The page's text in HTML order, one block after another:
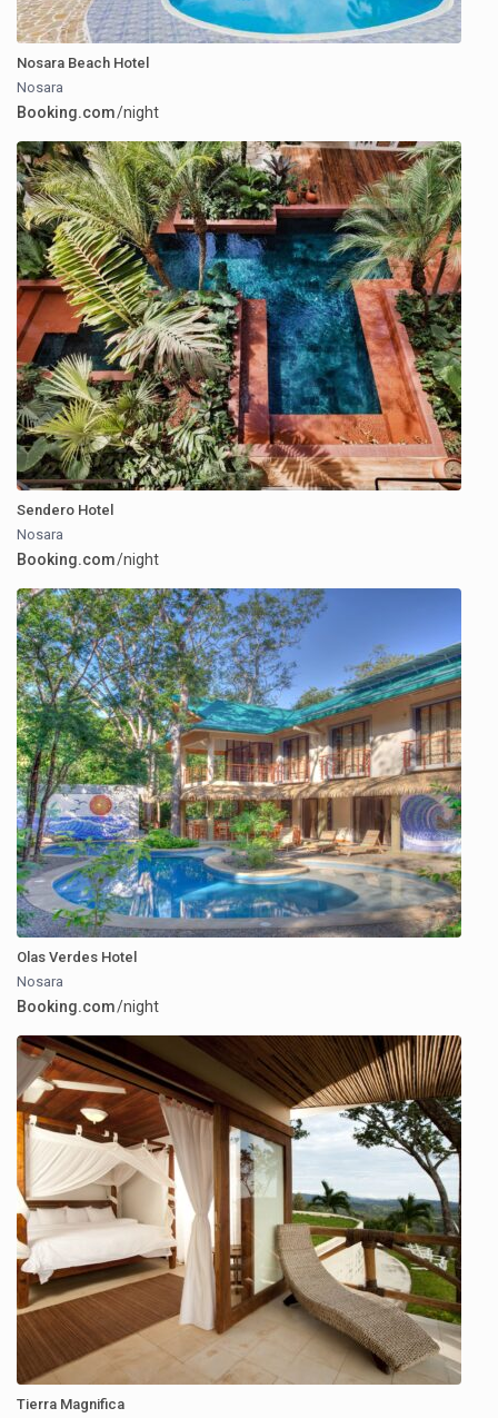
Nosara Beach Hotel
Nosara
Booking.com/night
Sendero Hotel
Nosara
Booking.com/night
Olas Verdes Hotel
Nosara
Booking.com/night
Tierra Magnifica